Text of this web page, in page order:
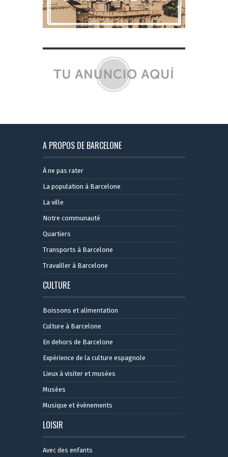
A PROPOS DE BARCELONE
À ne pas rater
La population à Barcelone
La ville
Notre communauté
Quartiers
Transports à Barcelone
Travailler à Barcelone
CULTURE
Boissons et alimentation
Culture à Barcelone
En dehors de Barcelone
Expérience de la culture espagnole
Lieux à visiter et musées
Musées
Musique et événements
LOISIR
Avec des enfants